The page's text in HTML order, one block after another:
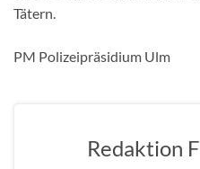
Tätern.
PM Polizeipräsidium Ulm
Redaktion